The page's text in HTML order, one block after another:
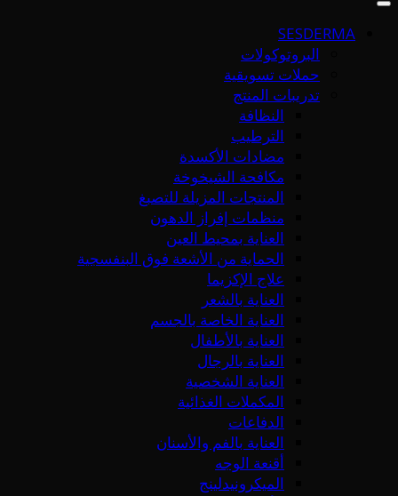
SESDERMA
البروتوكولات
حملات تسويقية
تدريبات المنتج
النظافة
الترطيب
مضادات الأكسدة
مكافحة الشيخوخة
المنتجات المزيلة للتصبغ
منظمات إفراز الدهون
العناية بمحيط العين
الحماية من الأشعة فوق البنفسجية
علاج الإكزيما
العناية بالشعر
العناية الخاصة بالجسم
العناية بالأطفال
العناية بالرجال
العناية الشخصية
المكملات الغذائية
الدفاعات
العناية بالفم والأسنان
أقنعة الوجه
الميكرونيدلينج